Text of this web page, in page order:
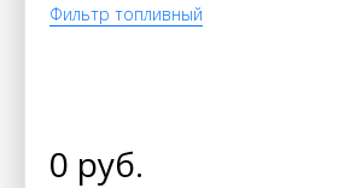
Фильтр топливный
0 руб.